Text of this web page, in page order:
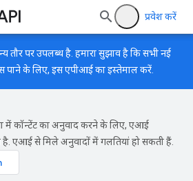
प्रवेश करें
तौर पर उपलब्ध है. हमारा सुझाव है कि सभी नई
के लिए, इस एपीआई का इस्तेमाल करें.
में कॉन्टेंट का अनुवाद करने के लिए, एआई
है. एआई से मिले अनुवादों में गलतियां हो सकती हैं.